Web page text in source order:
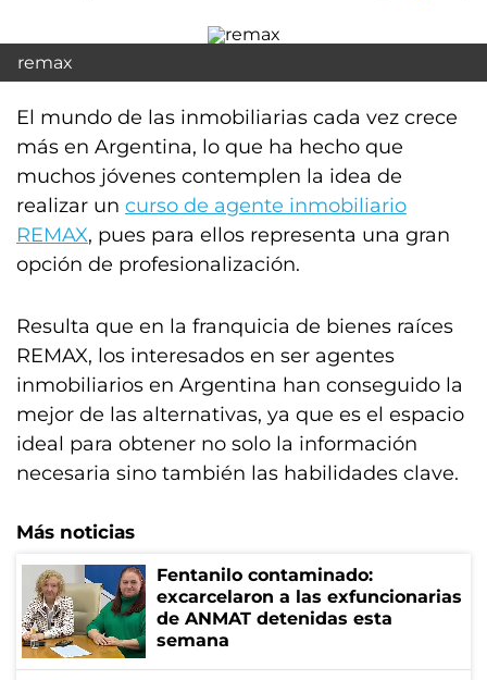
remax
El mundo de las inmobiliarias cada vez crece
más en Argentina, lo que ha hecho que
muchos jóvenes contemplen la idea de
realizar un curso de agente inmobiliario
REMAX, pues para ellos representa una gran
opción de profesionalización.
Resulta que en la franquicia de bienes raíces
REMAX, los interesados en ser agentes
inmobiliarios en Argentina han conseguido la
mejor de las alternativas, ya que es el espacio
ideal para obtener no solo la información
necesaria sino también las habilidades clave.
Más noticias
Fentanilo contaminado:
excarcelaron a las exfuncionarias
de ANMAT detenidas esta
semana